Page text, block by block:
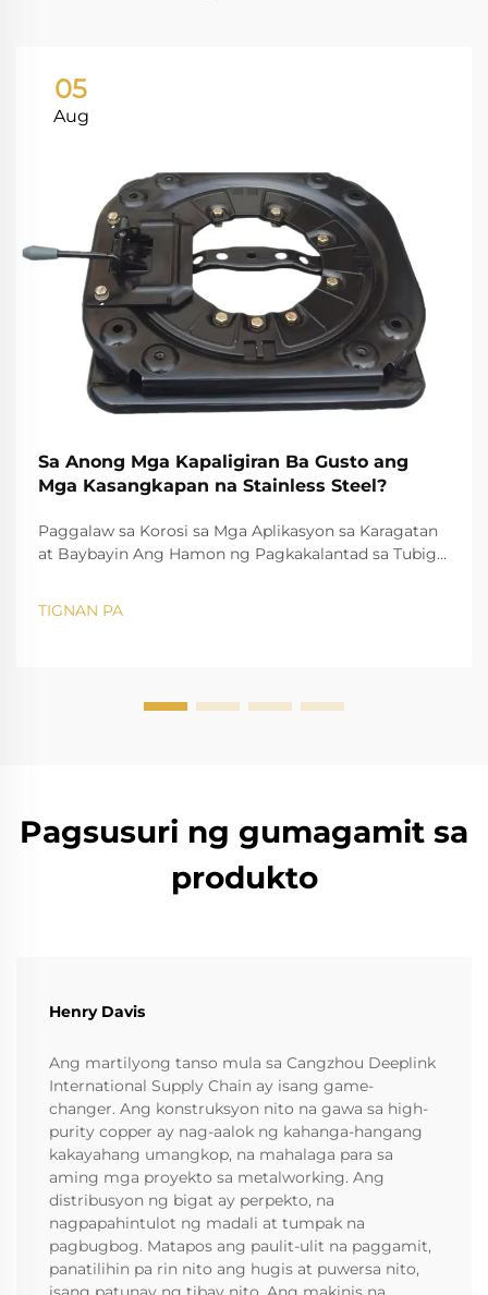
05
Aug
Sa Anong Mga Kapaligiran Ba Gusto ang
Mga Kasangkapan na Stainless Steel?
Paggalaw sa Korosi sa Mga Aplikasyon sa Karagatan
at Baybayin Ang Hamon ng Pagkakalantad sa Tubig-
at pagkasira ng karaniwang mga instrumento. Ang
TIGNAN PA
Pagsusuri ng gumagamit sa
produkto
Henry Davis
Ang martilyong tanso mula sa Cangzhou Deeplink
International Supply Chain ay isang game-
changer. Ang konstruksyon nito na gawa sa high-
purity copper ay nag-aalok ng kahanga-hangang
kakayahang umangkop, na mahalaga para sa
aming mga proyekto sa metalworking. Ang
distribusyon ng bigat ay perpekto, na
nagpapahintulot ng madali at tumpak na
pagbugbog. Matapos ang paulit-ulit na paggamit,
panatilihin pa rin nito ang hugis at puwersa nito,